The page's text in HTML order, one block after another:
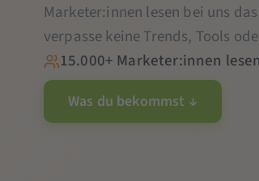
Marketer:innen lesen bei uns
verpasse keine Trends, Tools
15.000+ Marketer:innen
Was du bekommst ↓